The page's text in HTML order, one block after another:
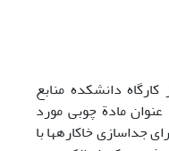
دانشکده منابع
مادة چوبی مورد
الک 40 مش برای جداسازی خاک­اره­ها با